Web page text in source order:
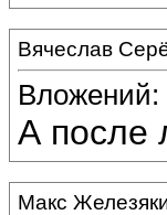
Вячеслав
Вложений:
А после
Макс